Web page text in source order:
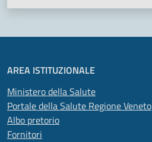
AREA ISTITUZIONALE
Ministero della Salute
Portale della Salute Regione Veneto
Albo pretorio
Fornitori